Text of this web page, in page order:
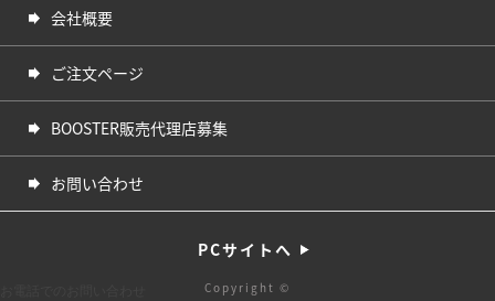
会社概要
ご注文ページ
BOOSTER販売代理店募集
お問い合わせ
PCサイトへ
Copyright ©